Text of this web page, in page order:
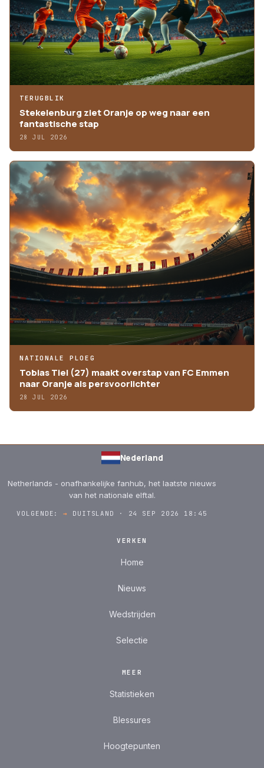
TERUGBLIK
Stekelenburg ziet Oranje op weg naar een
fantastische stap
28 JUL 2026
NATIONALE PLOEG
Tobias Tiel (27) maakt overstap van FC Emmen
naar Oranje als persvoorlichter
28 JUL 2026
Nederland
Netherlands - onafhankelijke fanhub, het laatste nieuws
van het nationale elftal.
VOLGENDE:→ DUITSLAND · 24 SEP 2026 18:45
VERKEN
Home
Nieuws
Wedstrijden
Selectie
MEER
Statistieken
Blessures
Hoogtepunten